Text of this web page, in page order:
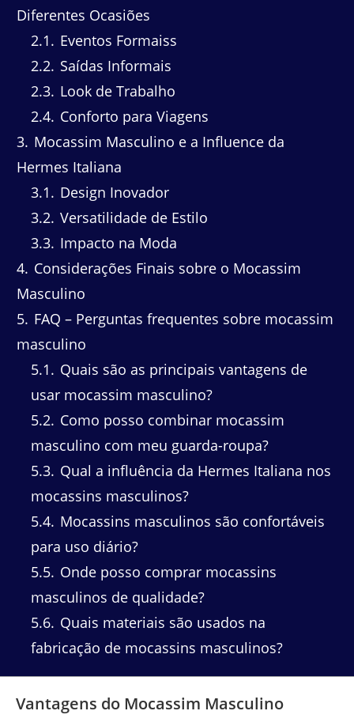
Diferentes Ocasiões
2.1
Eventos Formaiss
2.2 Saídas Informais
2.3 Look de Trabalho
2.4 Conforto para Viagens
3 Mocassim Masculino e a Influence da
Hermes Italiana
3.1
Design Inovador
3.2 Versatilidade de Estilo
3.3 Impacto na Moda
4 Considerações Finais sobre o Mocassim
Masculino
5 FAQ – Perguntas frequentes sobre mocassim
masculino
5.1
Quais são as principais vantagens de
usar mocassim masculino?
5.2 Como posso combinar mocassim
masculino com meu guarda-roupa?
5.3 Qual a influência da Hermes Italiana nos
mocassins masculinos?
5.4 Mocassins masculinos são confortáveis
para uso diário?
5.5 Onde posso comprar mocassins
masculinos de qualidade?
5.6 Quais materiais são usados na
fabricação de mocassins masculinos?
Vantagens do Mocassim Masculino